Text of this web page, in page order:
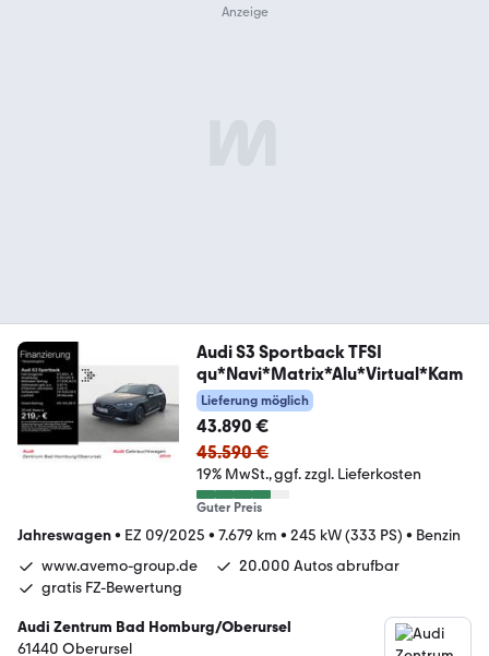
Audi S3 Sportback TFSI
qu*Navi*Matrix*Alu*Virtual*Kam
Lieferung möglich
43.890 €
45.590 €
19% MwSt. ggf. zzgl. Lieferkosten
Guter Preis
Jahreswagen• EZ 09/2025 • 7.679 km • 245 kW (333 PS) • Benzin
www.avemo-group.de
20.000 Autos abrufbar
gratis FZ-Bewertung
Audi Zentrum Bad Homburg/Oberursel
61440 Oberursel